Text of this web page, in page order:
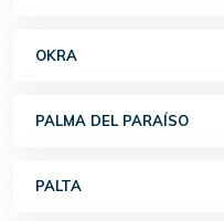
OKRA
PALMA DEL PARAÍSO
PALTA